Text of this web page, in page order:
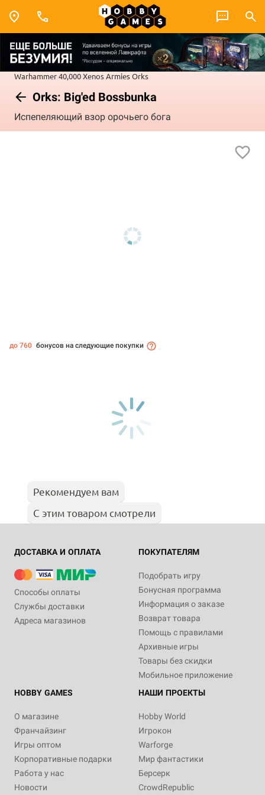
Warhammer 40,000Xenos ArmiesOrks
Orks: Big'ed Bossbunka
Испепеляющий взор орочьего бога
до 760 бонусов на следующие покупки
Рекомендуем вам
С этим товаром смотрели
ДОСТАВКА И ОПЛАТА
Способы оплаты
Службы доставки
Адреса магазинов
ПОКУПАТЕЛЯМ
Подобрать игру
Бонусная программа
Информация о заказе
Возврат товара
Помощь с правилами
Архивные игры
Товары без скидки
Мобильное приложение
HOBBY GAMES
О магазине
Франчайзинг
Игры оптом
Корпоративные подарки
Работа у нас
Новости
НАШИ ПРОЕКТЫ
Hobby World
Игрокон
Warforge
Мир фантастики
Берсерк
CrowdRepublic